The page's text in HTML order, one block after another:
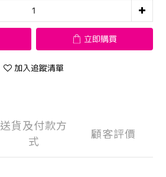
立即購買
加入追蹤清單
送貨及付款方
式
顧客評價